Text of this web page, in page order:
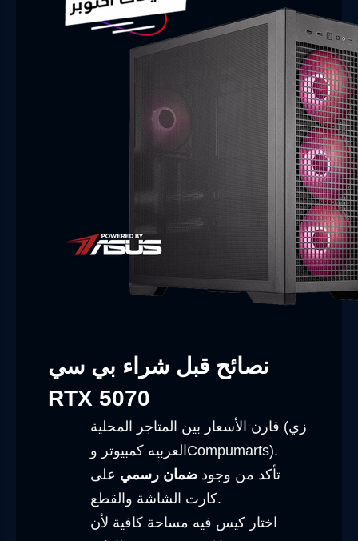
نصائح قبل شراء بي سي
RTX 5070
قارن الأسعار بين المتاجر المحلية (زي
العربيه كمبيوتر وCompumarts).
تأكد من وجودضمان رسمي على
كارت الشاشة والقطع.
اختار كيس فيه مساحة كافية لأن